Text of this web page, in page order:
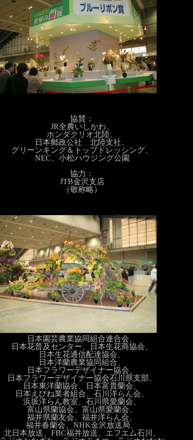
協賛：
JR全農いしかわ、
ホンダクリオ北陸、
日本郵政公社 北陸支社、
グリーンキング＆トップドレッシング、
NEC、小松ハウジング公園
協力：
JTB金沢支店
（敬称略）
日本園芸農業協同組合連合会、
日本花普及センター、日本生花商協会、
日本生花通信配達協会、
日本洋蘭農業協同組合、
日本フラワーデザイナー協会、
日本フラワーデザイナー協会石川県支部、
日本東洋蘭協会、日本富貴蘭会、
日本えびね業者組合、石川洋らん会、
浜坂洋らん教室、石川県愛蘭会、
富山県蘭協会、富山県愛蘭会、
福井県蘭友会、福井洋らん会、
福井春蘭会、NHK金沢放送局、
北日本放送、FBC福井放送、エフエム石川、